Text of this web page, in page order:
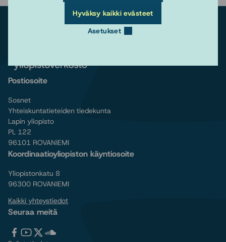
Hyväksy kaikki evästeet
Asetukset
Postiosoite
Sosnet
Yhteiskuntatieteiden tiedekunta
Lapin yliopisto
PL 122
96101 ROVANIEMI
Koordinaatioyliopiston käyntiosoite
Yliopistonkatu 8
96300 ROVANIEMI
Kaikki yhteystiedot
Seuraa meitä
Tervetuloa
Tervetuloa
Tervetuloa
Tervetuloa